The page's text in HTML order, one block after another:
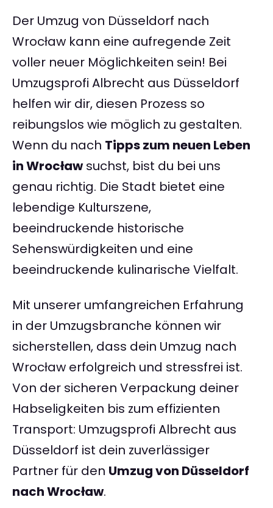
Der Umzug von Düsseldorf nach
Wrocław kann eine aufregende Zeit
voller neuer Möglichkeiten sein! Bei
Umzugsprofi Albrecht aus Düsseldorf
helfen wir dir, diesen Prozess so
reibungslos wie möglich zu gestalten.
Wenn du nach Tipps zum neuen Leben
in Wrocławsuchst, bist du bei uns
genau richtig. Die Stadt bietet eine
lebendige Kulturszene,
beeindruckende historische
Sehenswürdigkeiten und eine
beeindruckende kulinarische Vielfalt.
Mit unserer umfangreichen Erfahrung
in der Umzugsbranche können wir
sicherstellen, dass dein Umzug nach
Wrocław erfolgreich und stressfrei ist.
Von der sicheren Verpackung deiner
Habseligkeiten bis zum effizienten
Transport: Umzugsprofi Albrecht aus
Düsseldorf ist dein zuverlässiger
Partner für den Umzug von Düsseldorf
nach Wrocław.